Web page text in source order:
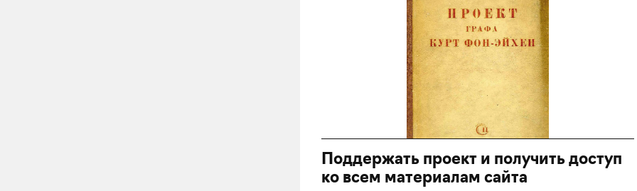
Поддержать проект и получить доступ
ко всем материалам сайта